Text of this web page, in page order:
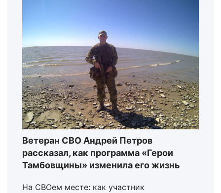
Ветеран СВО Андрей Петров
рассказал, как программа «Герои
Тамбовщины» изменила его жизнь
На СВОем месте: как участник